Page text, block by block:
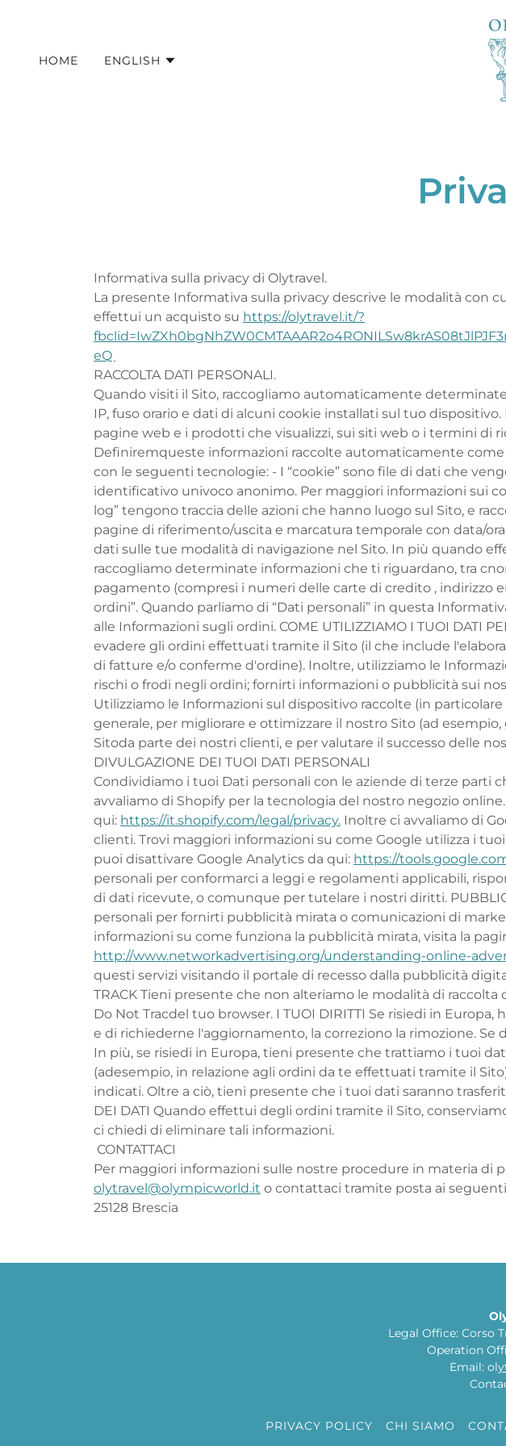
HOME ENGLISH
Informativa sulla privacy di Olytravel.
La presente Informativa sulla privacy descrive le modalità con
effettui un acquisto su https://olytravel.it/?
eQ
RACCOLTA DATI PERSONALI.
Quando visiti il Sito, raccogliamo automaticamente
IP, fuso orario e dati di alcuni cookie installati sul tuo
pagine web e i prodotti che visualizzi, sui siti web o i termini di
Definiremqueste informazioni raccolte automaticamente
con le seguenti tecnologie: - I “cookie” sono file di dati che
identificativo univoco anonimo. Per maggiori informazioni sui
log” tengono traccia delle azioni che hanno luogo sul Sito, e
pagine di riferimento/uscita e marcatura temporale con data/
dati sulle tue modalità di navigazione nel Sito. In più quando
raccogliamo determinate informazioni che ti riguardano, tra
pagamento (compresi i numeri delle carte di credito , indirizzo
ordini”. Quando parliamo di “Dati personali” in questa
alle Informazioni sugli ordini. COME UTILIZZIAMO I TUOI DATI
evadere gli ordini effettuati tramite il Sito (il che include
di fatture e/o conferme d'ordine). Inoltre, utilizziamo le
rischi o frodi negli ordini; fornirti informazioni o pubblicità sui
Utilizziamo le Informazioni sul dispositivo raccolte (in
generale, per migliorare e ottimizzare il nostro Sito (ad
Sitoda parte dei nostri clienti, e per valutare il successo delle
DIVULGAZIONE DEI TUOI DATI PERSONALI
Condividiamo i tuoi Dati personali con le aziende di terze parti
avvaliamo di Shopify per la tecnologia del nostro negozio
qui: https://it.shopify.com/legal/privacy. Inoltre ci avvaliamo di
clienti. Trovi maggiori informazioni su come Google utilizza i
puoi disattivare Google Analytics da qui: https://
personali per conformarci a leggi e regolamenti applicabili,
di dati ricevute, o comunque per tutelare i nostri diritti.
personali per fornirti pubblicità mirata o comunicazioni di
informazioni su come funziona la pubblicità mirata, visita la
http://www.networkadvertising.org/understanding-online-
questi servizi visitando il portale di recesso dalla pubblicità
TRACK Tieni presente che non alteriamo le modalità di
Do Not Tracdel tuo browser. I TUOI DIRITTI Se risiedi in
e di richiederne l'aggiornamento, la correziono la rimozione.
In più, se risiedi in Europa, tieni presente che trattiamo i tuoi
(adesempio, in relazione agli ordini da te effettuati tramite il
indicati. Oltre a ciò, tieni presente che i tuoi dati saranno
DEI DATI Quando effettui degli ordini tramite il Sito,
ci chiedi di eliminare tali informazioni.
CONTATTACI
Per maggiori informazioni sulle nostre procedure in materia di
olytravel@olympicworld.it o contattaci tramite posta ai
25128 Brescia
Legal Office: Corso
Operation
Email: ol
PRIVACY POLICY CHI SIAMO